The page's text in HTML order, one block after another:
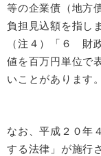
等の企業債（地方
負担見込額を指し
（注４）「６ 財
値を百万円単位で
いことがあります。
なお、平成２０年
する法律」が施行